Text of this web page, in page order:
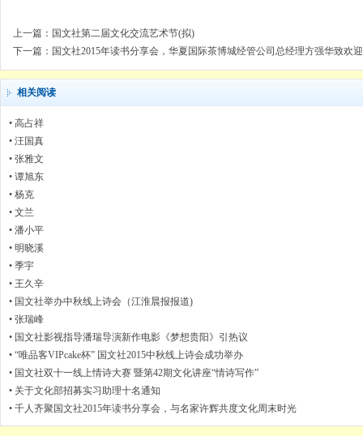
上一篇： 国文社第二届文化交流艺术节(拟)
下一篇： 国文社2015年读书分享会，华夏国际茶博城经管公司总经理方强华致欢
相关阅读
• 高占祥
• 汪国真
• 张雅文
• 谭旭东
• 杨克
• 文兰
• 潘小平
• 明晓溪
• 季宇
• 王久辛
• 国文社举办中秋线上诗会（江淮晨报报道)
• 张瑞峰
• 国文社影视指导潘瑞导演新作电影《梦想贵阳》引热议
• “唯品客VIPcake杯” 国文社2015中秋线上诗会成功举办
• 国文社双十一线上情诗大赛 暨第42期文化讲座“情诗写作”
• 关于文化部招募实习助理十名通知
• 千人齐聚国文社2015年读书分享会，与名家许辉共度文化周末时光